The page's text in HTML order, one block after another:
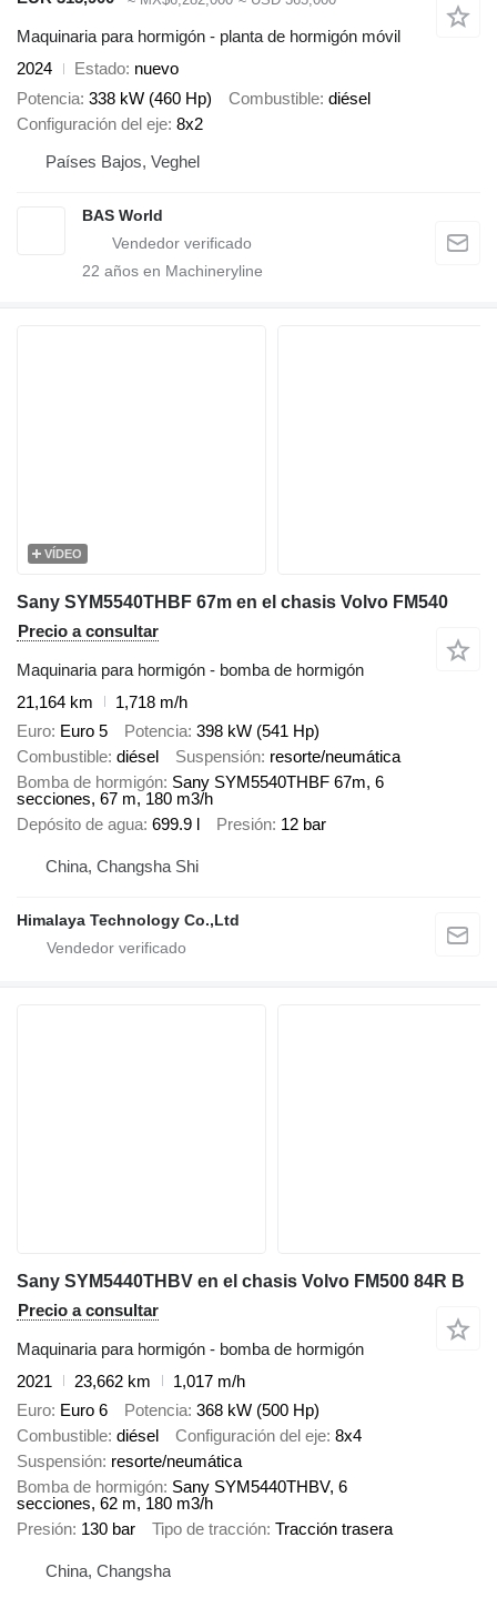
Maquinaria para hormigón - planta de hormigón móvil
2024
Estado nuevo
Potencia 338 kW (460 Hp) Combustible diésel
Configuración del eje 8x2
Países Bajos, Veghel
BAS World
22 años en Machineryline
VÍDEO
Sany SYM5540THBF 67m en el chasis Volvo FM540
Precio a consultar
Maquinaria para hormigón - bomba de hormigón
21,164 km
1,718 m/h
Euro Euro 5 Potencia 398 kW (541 Hp)
Combustible diésel Suspensión resorte/neumática
Bomba de hormigón Sany SYM5540THBF 67m, 6
secciones, 67 m, 180 m3/h
Depósito de agua 699.9 l Presión 12 bar
China, Changsha Shi
Himalaya Technology Co.,Ltd
Sany SYM5440THBV en el chasis Volvo FM500 84R B
Precio a consultar
Maquinaria para hormigón - bomba de hormigón
2021
23,662 km
1,017 m/h
Euro Euro 6 Potencia 368 kW (500 Hp)
Combustible diésel Configuración del eje 8x4
Suspensión resorte/neumática
Bomba de hormigón Sany SYM5440THBV, 6
secciones, 62 m, 180 m3/h
Presión 130 bar Tipo de tracción Tracción trasera
China, Changsha